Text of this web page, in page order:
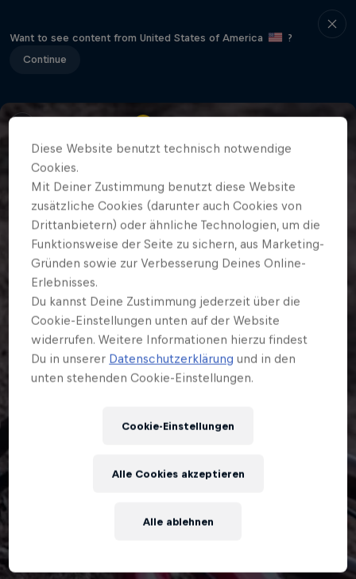
Want to see content from United States of America
?
Continue
Diese Website benutzt technisch notwendige
Cookies.
Mit Deiner Zustimmung benutzt diese Website
zusätzliche Cookies (darunter auch Cookies von
Drittanbietern) oder ähnliche Technologien, um die
Funktionsweise der Seite zu sichern, aus Marketing-
Gründen sowie zur Verbesserung Deines Online-
Erlebnisses.
Du kannst Deine Zustimmung jederzeit über die
Cookie-Einstellungen unten auf der Website
widerrufen. Weitere Informationen hierzu findest
Du in unserer Datenschutzerklärung und in den
unten stehenden Cookie-Einstellungen.
Cookie-Einstellungen
Alle ablehnen
Alle Cookies akzeptieren